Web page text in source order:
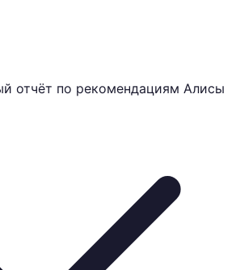
отчёт по рекомендациям Алисы